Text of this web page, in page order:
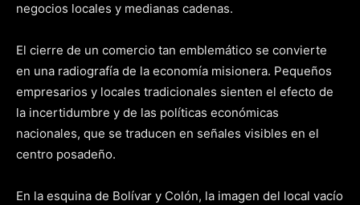
negocios locales y medianas cadenas.
El cierre de un comercio tan emblemático se convierte
en una radiografía de la economía misionera. Pequeños
empresarios y locales tradicionales sienten el efecto de
la incertidumbre y de las políticas económicas
nacionales, que se traducen en señales visibles en el
centro posadeño.
En la esquina de Bolívar y Colón, la imagen del local vacío